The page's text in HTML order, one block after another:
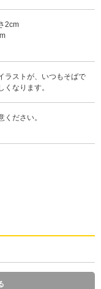
2cm
ラストが、いつもそばで
なります。
ください。